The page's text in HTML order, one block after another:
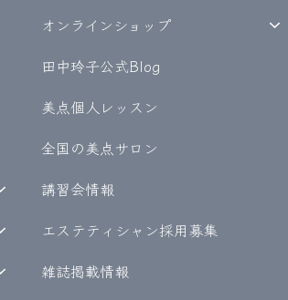
オンラインショップ
田中玲子公式Blog
美点個人レッスン
全国の美点サロン
講習会情報
エステティシャン採用募集
雑誌掲載情報